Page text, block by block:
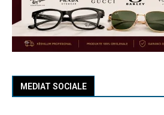
MEDIAT SOCIALE